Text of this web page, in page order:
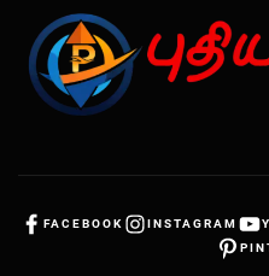
FACEBOOK INSTAGRAM